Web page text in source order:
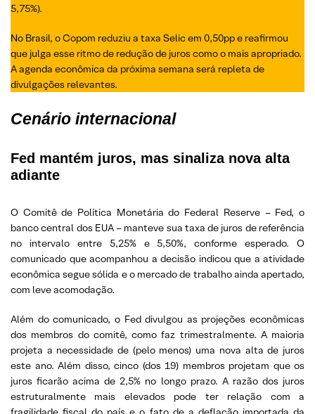
5,75%).
No Brasil, o Copom reduziu a taxa Selic em 0,50pp e reafirmou
que julga esse ritmo de redução de juros como o mais apropriado.
A agenda econômica da próxima semana será repleta de
divulgações relevantes.
Cenário internacional
Fed mantém juros, mas sinaliza nova alta
adiante
O Comitê de Política Monetária do Federal Reserve – Fed, o
banco central dos EUA – manteve sua taxa de juros de referência
no intervalo entre 5,25% e 5,50%, conforme esperado. O
comunicado que acompanhou a decisão indicou que a atividade
econômica segue sólida e o mercado de trabalho ainda apertado,
com leve acomodação.
Além do comunicado, o Fed divulgou as projeções econômicas
dos membros do comitê, como faz trimestralmente. A maioria
projeta a necessidade de (pelo menos) uma nova alta de juros
este ano. Além disso, cinco (dos 19) membros projetam que os
juros ficarão acima de 2,5% no longo prazo. A razão dos juros
estruturalmente mais elevados pode ter relação com a